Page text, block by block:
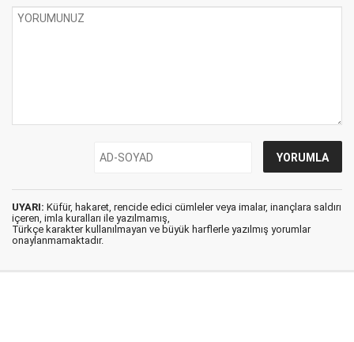
UYARI: Küfür, hakaret, rencide edici cümleler veya imalar, inançlara saldırı
içeren, imla kuralları ile yazılmamış,
Türkçe karakter kullanılmayan ve büyük harflerle yazılmış yorumlar
onaylanmamaktadır.